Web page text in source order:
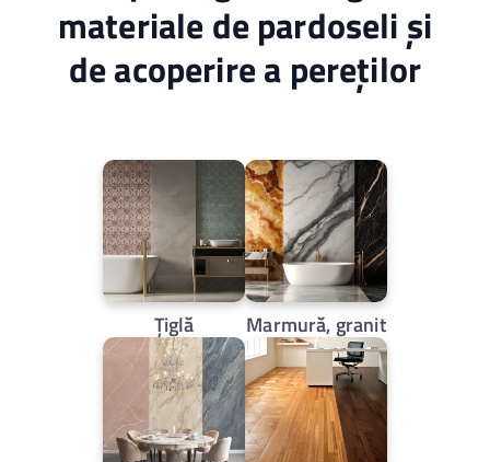
materiale de pardoseli și
de acoperire a pereților
Ţiglă Marmură, granit